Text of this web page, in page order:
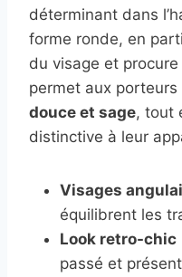
déterminant dans
forme ronde, en
du visage et
permet aux
douce et sage, tout
distinctive à leur
Visages
équilibrent les
Look retro-chic
passé et